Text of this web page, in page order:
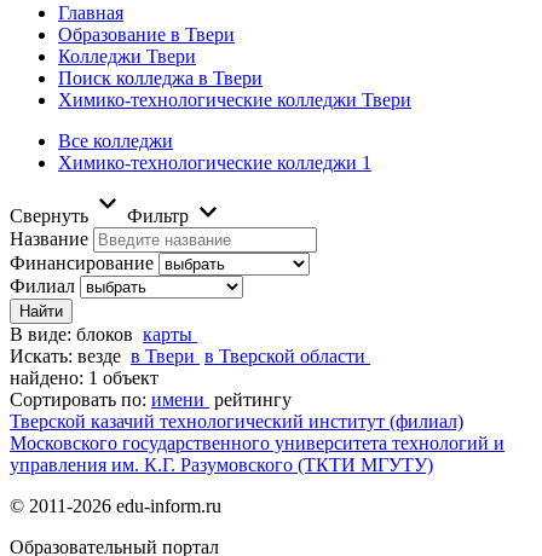
Главная
Образование в Твери
Колледжи Твери
Поиск колледжа в Твери
Химико-технологические колледжи Твери
Все колледжи
Химико-технологические колледжи 1
Свернуть
Фильтр
Название
Финансирование
Филиал
В виде: блоков карты
Искать: везде в Твери в Тверской области
найдено: 1 объект
Сортировать по: имени рейтингу
Тверской казачий технологический институт (филиал)
Московского государственного университета технологий и
управления им. К.Г. Разумовского (ТКТИ МГУТУ)
© 2011-2026 edu-inform.ru
Образовательный портал